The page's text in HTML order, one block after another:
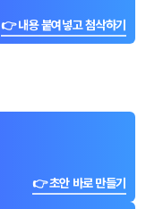
👉 내용 붙여넣고 첨삭하기
👉 초안 바로 만들기